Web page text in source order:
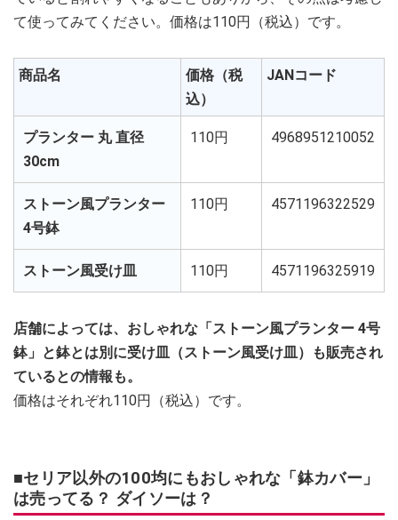
て使ってみてください。価格は110円（税込）です。
商品名
価格（税
込）
JANコード
プランター 丸 直径
30cm
110円 4968951210052
ストーン風プランター
4号鉢
110円 4571196322529
ストーン風受け皿 110円 4571196325919
店舗によっては、おしゃれな「ストーン風プランター 4号
鉢」と鉢とは別に受け皿（ストーン風受け皿）も販売され
ているとの情報も。
価格はそれぞれ110円（税込）です。
■セリア以外の100均にもおしゃれな「鉢カバー」
は売ってる？ ダイソーは？